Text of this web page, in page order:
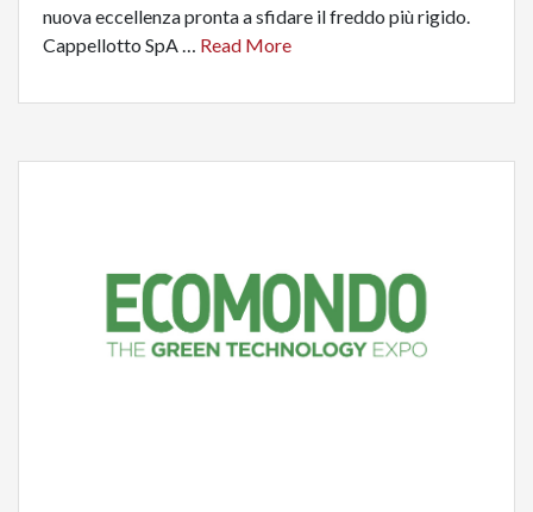
nuova eccellenza pronta a sfidare il freddo più rigido.
Cappellotto SpA … Read More